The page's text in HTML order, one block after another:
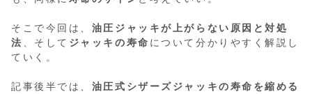
そこで今回は、 油圧ジャッキが上がらない原因と対処
法
、そして ジャッキの寿命 について分かりやすく解説し
ていく。
記事後半では、 油圧式シザーズジャッキの寿命を縮める